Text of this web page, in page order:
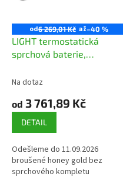
od6 269,01 Kč až–40 %
LIGHT termostatická
sprchová baterie,
Na dotaz
od 3 761,89 Kč
DETAIL
Odešleme do 11.09.2026
broušené honey gold bez
sprchového kompletu